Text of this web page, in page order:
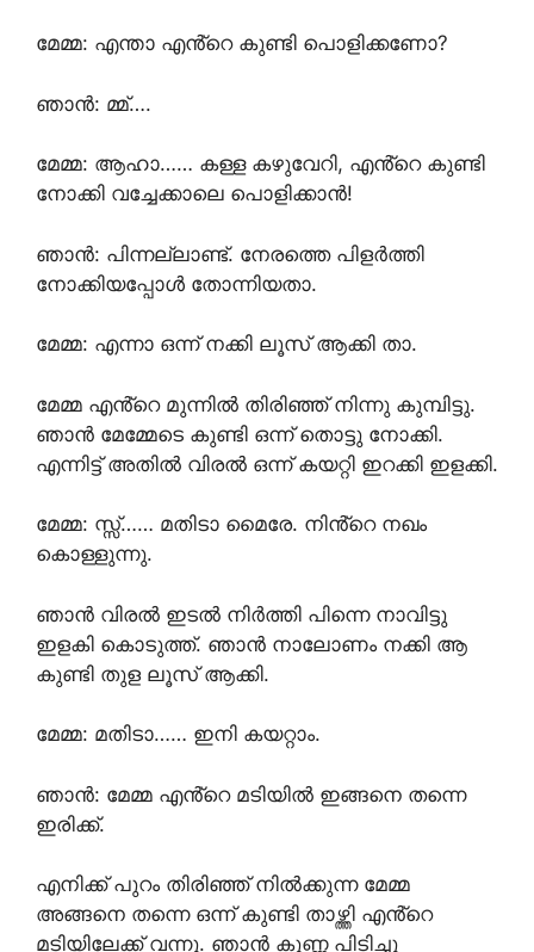
മേമ്മ: എന്താ എൻ്റെ കുണ്ടി പൊളിക്കണോ?
ഞാൻ: മ്മ്….
മേമ്മ: ആഹാ…… കള്ള കഴുവേറി, എൻ്റെ കുണ്ടി
നോക്കി വച്ചേക്കാലെ പൊളിക്കാൻ!
ഞാൻ: പിന്നല്ലാണ്ട്. നേരത്തെ പിളർത്തി
നോക്കിയപ്പോൾ തോന്നിയതാ.
മേമ്മ: എന്നാ ഒന്ന് നക്കി ലൂസ് ആക്കി താ.
മേമ്മ എൻ്റെ മുന്നിൽ തിരിഞ്ഞ് നിന്നു കുമ്പിട്ടു.
ഞാൻ മേമ്മേടെ കുണ്ടി ഒന്ന് തൊട്ടു നോക്കി.
എന്നിട്ട് അതിൽ വിരൽ ഒന്ന് കയറ്റി ഇറക്കി ഇളക്കി.
മേമ്മ: സ്സ്‌…… മതിടാ മൈരേ. നിൻ്റെ നഖം
കൊള്ളുന്നു.
ഞാൻ വിരൽ ഇടൽ നിർത്തി പിന്നെ നാവിട്ടു
ഇളകി കൊടുത്ത്. ഞാൻ നാലോണം നക്കി ആ
കുണ്ടി തുള ലൂസ് ആക്കി.
മേമ്മ: മതിടാ…… ഇനി കയറ്റാം.
ഞാൻ: മേമ്മ എൻ്റെ മടിയിൽ ഇങ്ങനെ തന്നെ
ഇരിക്ക്.
എനിക്ക് പുറം തിരിഞ്ഞ് നിൽക്കുന്ന മേമ്മ
അങ്ങനെ തന്നെ ഒന്ന് കുണ്ടി താഴ്ത്തി എൻ്റെ
മടിയിലേക്ക് വന്നു. ഞാൻ കുണ്ണ പിടിച്ചു